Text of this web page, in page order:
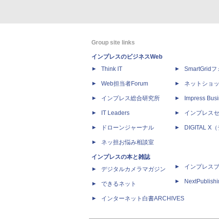
Group site links
インプレスのビジネスWeb
Think IT
Web担当者Forum
インプレス総合研究所
IT Leaders
ドローンジャーナル
ネッ担お悩み相談室
インプレスの本と雑誌
デジタルカメラマガジン
できるネット
インターネット白書ARCHIVES
SmartGridフ
ネットショ
Impress
インプレス
DIGITAL X（
インプレス